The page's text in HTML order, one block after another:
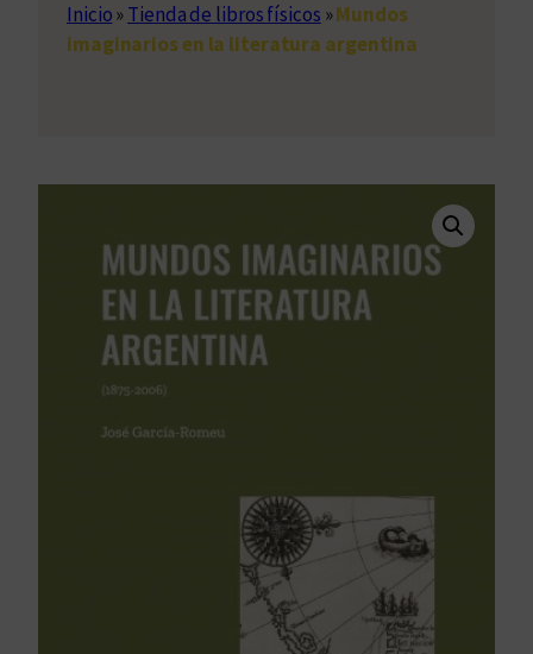
Inicio»Tienda de libros físicos »Mundos
imaginarios en la literatura argentina